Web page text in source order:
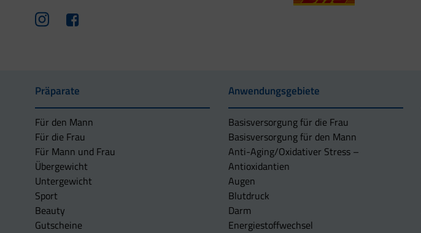
Präparate
Für den Mann
Für die Frau
Für Mann und Frau
Übergewicht
Untergewicht
Sport
Beauty
Gutscheine
Anwendungsgebiete
Basisversorgung für die Frau
Basisversorgung für den Mann
Anti-Aging/Oxidativer Stress –
Antioxidantien
Augen
Blutdruck
Darm
Energiestoffwechsel